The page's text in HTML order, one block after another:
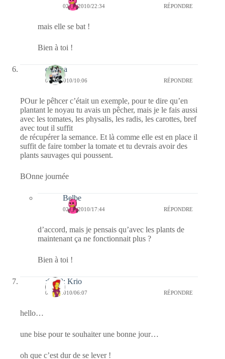
02/12/2010/22:34 RÉPONDRE
mais elle se bat !
Bien à toi !
chacha
02/12/2010/10:06 RÉPONDRE
POur le pêhcer c’était un exemple, pour te dire qu’en
plantant le noyau tu avais un pêcher, mais je le fais aussi
avec les tomates, les physalis, les radis, les carottes, bref
avec tout il suffit
de récupérer la semance. Et là comme elle est en place il
suffit de faire tomber la tomate et tu devrais avoir des
plants sauvages qui poussent.
BOnne journée
Belbe
02/12/2010/17:44 RÉPONDRE
d’accord, mais je pensais qu’avec les plants de
maintenant ça ne fonctionnait plus ?
Bien à toi !
:0010: Krio
02/12/2010/06:07 RÉPONDRE
hello…
une bise pour te souhaiter une bonne jour…
oh que c’est dur de se lever !